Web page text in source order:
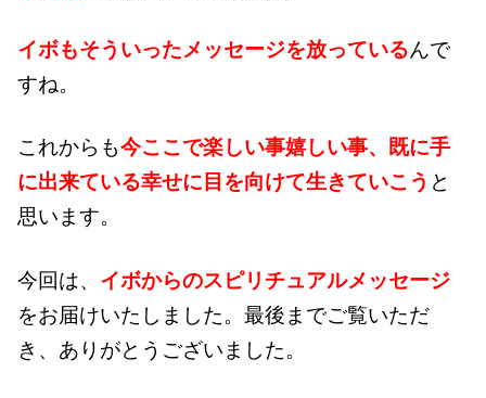
イボもそういったメッセージを放っているんで
すね。
これからも今ここで楽しい事嬉しい事、既に手
に出来ている幸せに目を向けて生きていこう と
思います。
今回は、 イボからのスピリチュアルメッセージ
をお届けいたしました。最後までご覧いただ
き、ありがとうございました。